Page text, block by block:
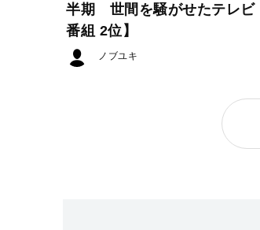
半期 世間を騒がせたテレビ
番組 2位】
ノブユキ